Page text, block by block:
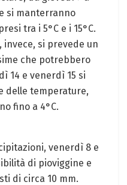
si manterranno
tra i 5°C e i 15°C.
invece, si prevede un
che potrebbero
14 e venerdì 15 si
delle temperature,
fino a 4°C.
venerdì 8 e
di pioviggine e
di circa 10 mm.